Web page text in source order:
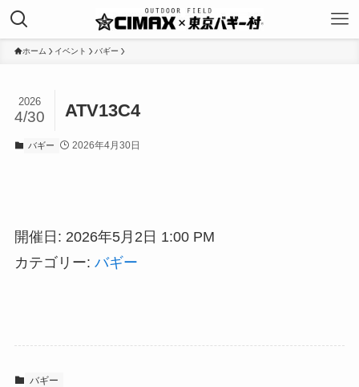
ホーム イベント バギー
ATV13C4
2026
4/30
バギー 2026年4月30日
開催日: 2026年5月2日 1:00 PM
カテゴリー: バギー
バギー